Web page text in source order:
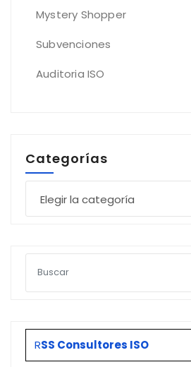
Mystery Shopper
Subvenciones
Auditoria ISO
Categorías
RSS Consultores ISO